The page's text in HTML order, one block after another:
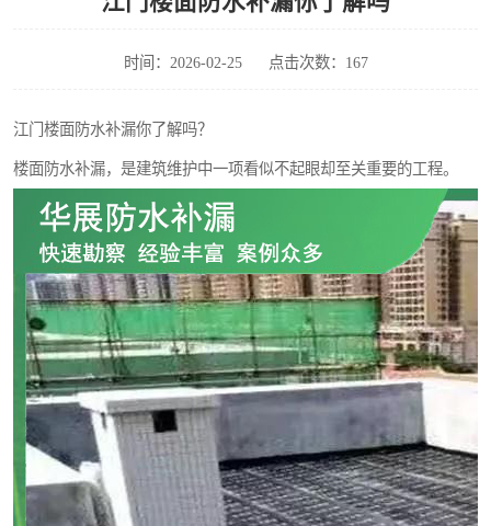
时间：2026-02-25 点击次数：167
江门楼面防水补漏你了解吗？
楼面防水补漏，是建筑维护中一项看似不起眼却至关重要的工程。